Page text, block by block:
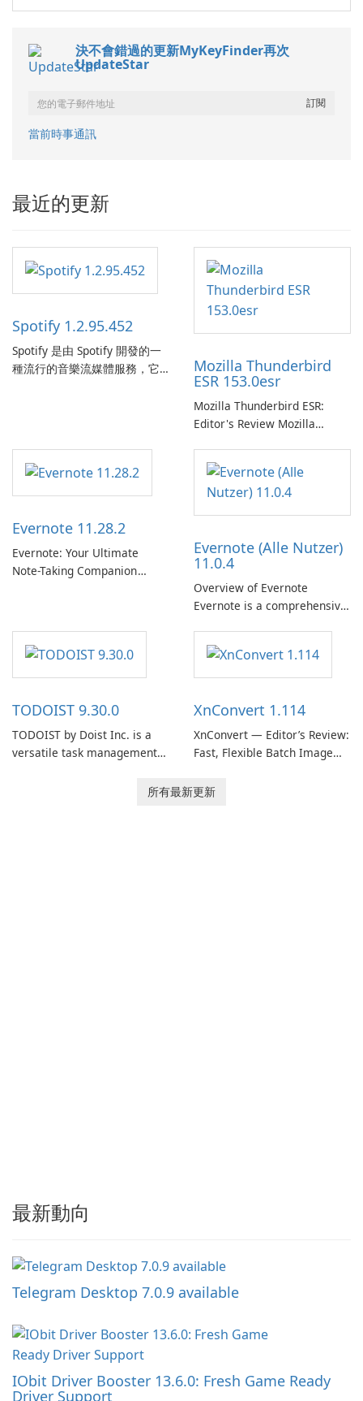
決不會錯過的更新MyKeyFinder再次
UpdateStar
當前時事通訊
最近的更新
Spotify 1.2.95.452
Spotify 是由 Spotify 開發的一
種流行的音樂流媒體服務，它
提供無縫的音樂體驗，讓他們
發現、流式傳輸和欣賞他們最
Spotify …
Mozilla Thunderbird
ESR 153.0esr
Mozilla Thunderbird ESR:
Editor's Review Mozilla
Support Release) is the long-
term support channel of the
Thunderbird desktop email
client designed for
need predictable …
Evernote 11.28.2
Evernote: Your Ultimate
Note-Taking Companion
helps users capture ideas,
organize to-do lists, and keep
track of important
Evernote (Alle Nutzer)
11.0.4
Overview of Evernote
Evernote is a comprehensive
software designed to help
users capture, organize, and
access information across
TODOIST 9.30.0
TODOIST by Doist Inc. is a
versatile task management
XnConvert 1.114
XnConvert — Editor’s Review:
Fast, Flexible Batch Image
macOS and Linux XnConvert
所有最新更新
最新動向
Telegram Desktop 7.0.9 available
IObit Driver Booster 13.6.0: Fresh Game Ready
Driver Support